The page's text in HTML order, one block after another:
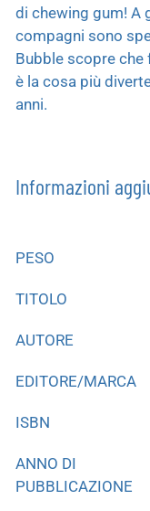
di chewing gum! A
compagni sono
Bubble scopre
è la cosa più
anni.
Informazioni
PESO
TITOLO
AUTORE
EDITORE/MARCA
ISBN
ANNO DI
PUBBLICAZIONE